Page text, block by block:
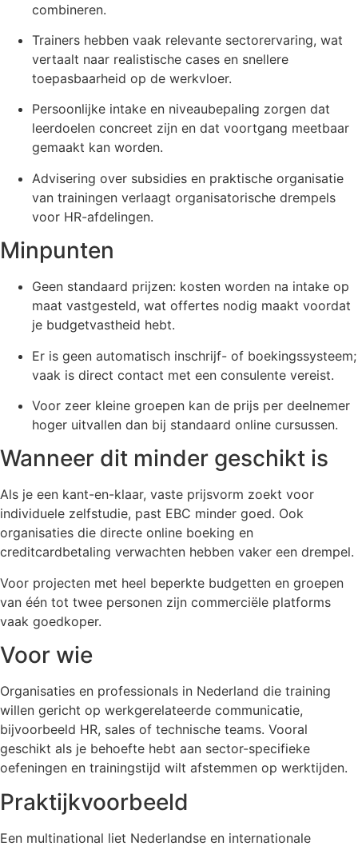
combineren.
Trainers hebben vaak relevante sectorervaring, wat
vertaalt naar realistische cases en snellere
toepasbaarheid op de werkvloer.
Persoonlijke intake en niveaubepaling zorgen dat
leerdoelen concreet zijn en dat voortgang meetbaar
gemaakt kan worden.
Advisering over subsidies en praktische organisatie
van trainingen verlaagt organisatorische drempels
voor HR-afdelingen.
Minpunten
Geen standaard prijzen: kosten worden na intake op
maat vastgesteld, wat offertes nodig maakt voordat
je budgetvastheid hebt.
Er is geen automatisch inschrijf- of boekingssysteem;
vaak is direct contact met een consulente vereist.
Voor zeer kleine groepen kan de prijs per deelnemer
hoger uitvallen dan bij standaard online cursussen.
Wanneer dit minder geschikt is
Als je een kant-en-klaar, vaste prijsvorm zoekt voor
individuele zelfstudie, past EBC minder goed. Ook
organisaties die directe online boeking en
creditcardbetaling verwachten hebben vaker een drempel.
Voor projecten met heel beperkte budgetten en groepen
van één tot twee personen zijn commerciële platforms
vaak goedkoper.
Voor wie
Organisaties en professionals in Nederland die training
willen gericht op werkgerelateerde communicatie,
bijvoorbeeld HR, sales of technische teams. Vooral
geschikt als je behoefte hebt aan sector-specifieke
oefeningen en trainingstijd wilt afstemmen op werktijden.
Praktijkvoorbeeld
Een multinational liet Nederlandse en internationale